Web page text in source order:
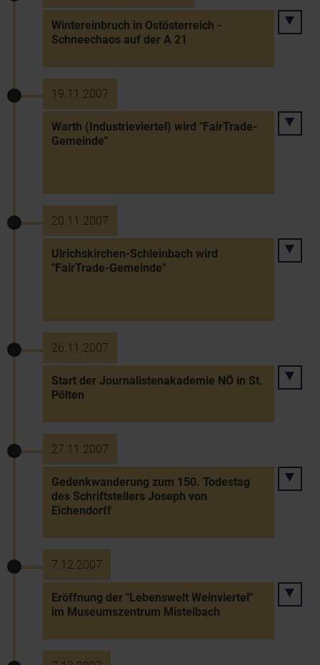
Wintereinbruch in Ostösterreich -
Schneechaos auf der A 21
19.11.2007
Warth (Industrieviertel) wird "FairTrade-
Gemeinde"
20.11.2007
Ulrichskirchen-Schleinbach wird
"FairTrade-Gemeinde"
26.11.2007
Start der Journalistenakademie NÖ in St.
Pölten
27.11.2007
Gedenkwanderung zum 150. Todestag
des Schriftstellers Joseph von
Eichendorff
7.12.2007
Eröffnung der "Lebenswelt Weinviertel"
im Museumszentrum Mistelbach